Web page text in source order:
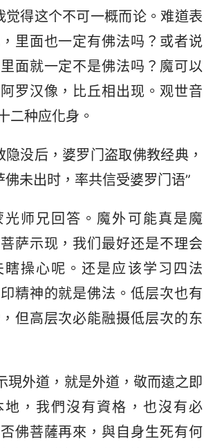
觉得这个不可一概而论。难道表
里面也一定有佛法吗？或者说
面就一定不是佛法吗？魔可以
罗汉像，比丘相出现。观世音
二种应化身。
没后，婆罗门盗取佛教经典，
佛未出时，率共信受婆罗门语”
光师兄回答。魔外可能真是魔
萨示现，我们最好还是不理会
瞎操心呢。还是应该学习四法
精神的就是佛法。低层次也有
但高层次必能融摄低层次的东
現外道，就是外道，敬而遠之即
地，我們沒有資格，也沒有必
佛菩薩再來，與自身生死有何